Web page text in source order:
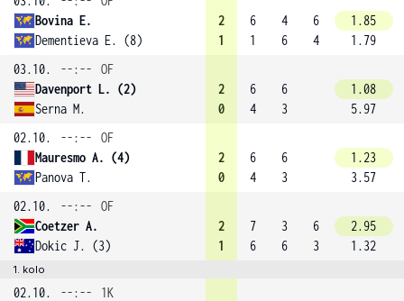
Bovina E.
Dementieva E. (8)
2
1
6
1
4
6
6
4
1.85
1.79
03.10.
--:--
OF
Davenport L. (2)
Serna M.
2
0
6
4
6
3
1.08
5.97
02.10.
--:--
OF
Mauresmo A. (4)
Panova T.
2
0
6
4
6
3
1.23
3.57
02.10.
--:--
OF
Coetzer A.
Dokic J. (3)
2
1
7
6
3
6
6
3
2.95
1.32
1. kolo
02.10. --:--
1K